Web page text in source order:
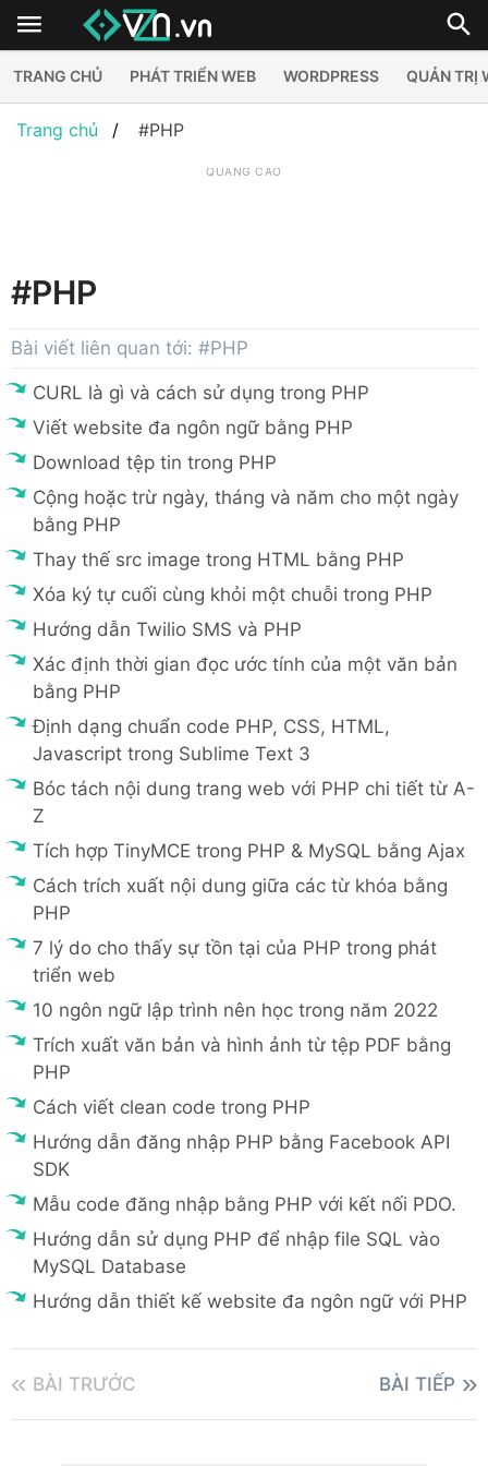
TRANG CHỦ PHÁT TRIỂN WEB WORDPRESS QUẢN TRỊ
Trang chủ #PHP
QUẢNG CÁO
#PHP
Bài viết liên quan tới: #PHP
CURL là gì và cách sử dụng trong PHP
Viết website đa ngôn ngữ bằng PHP
Download tệp tin trong PHP
Cộng hoặc trừ ngày, tháng và năm cho một ngày
bằng PHP
Thay thế src image trong HTML bằng PHP
Xóa ký tự cuối cùng khỏi một chuỗi trong PHP
Hướng dẫn Twilio SMS và PHP
Xác định thời gian đọc ước tính của một văn bản
bằng PHP
Định dạng chuẩn code PHP, CSS, HTML,
Javascript trong Sublime Text 3
Bóc tách nội dung trang web với PHP chi tiết từ A-
Z
Tích hợp TinyMCE trong PHP & MySQL bằng Ajax
Cách trích xuất nội dung giữa các từ khóa bằng
PHP
7 lý do cho thấy sự tồn tại của PHP trong phát
triển web
10 ngôn ngữ lập trình nên học trong năm 2022
Trích xuất văn bản và hình ảnh từ tệp PDF bằng
PHP
Cách viết clean code trong PHP
Hướng dẫn đăng nhập PHP bằng Facebook API
SDK
Mẫu code đăng nhập bằng PHP với kết nối PDO.
Hướng dẫn sử dụng PHP để nhập file SQL vào
MySQL Database
Hướng dẫn thiết kế website đa ngôn ngữ với PHP
BÀI TRƯỚC BÀI TIẾP